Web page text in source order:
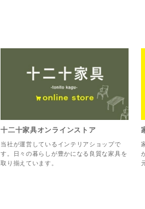
十二十家具オンラインストア
当社が運営しているインテリアショップで
す。日々の暮らしが豊かになる良質な家具を
取り揃えています。